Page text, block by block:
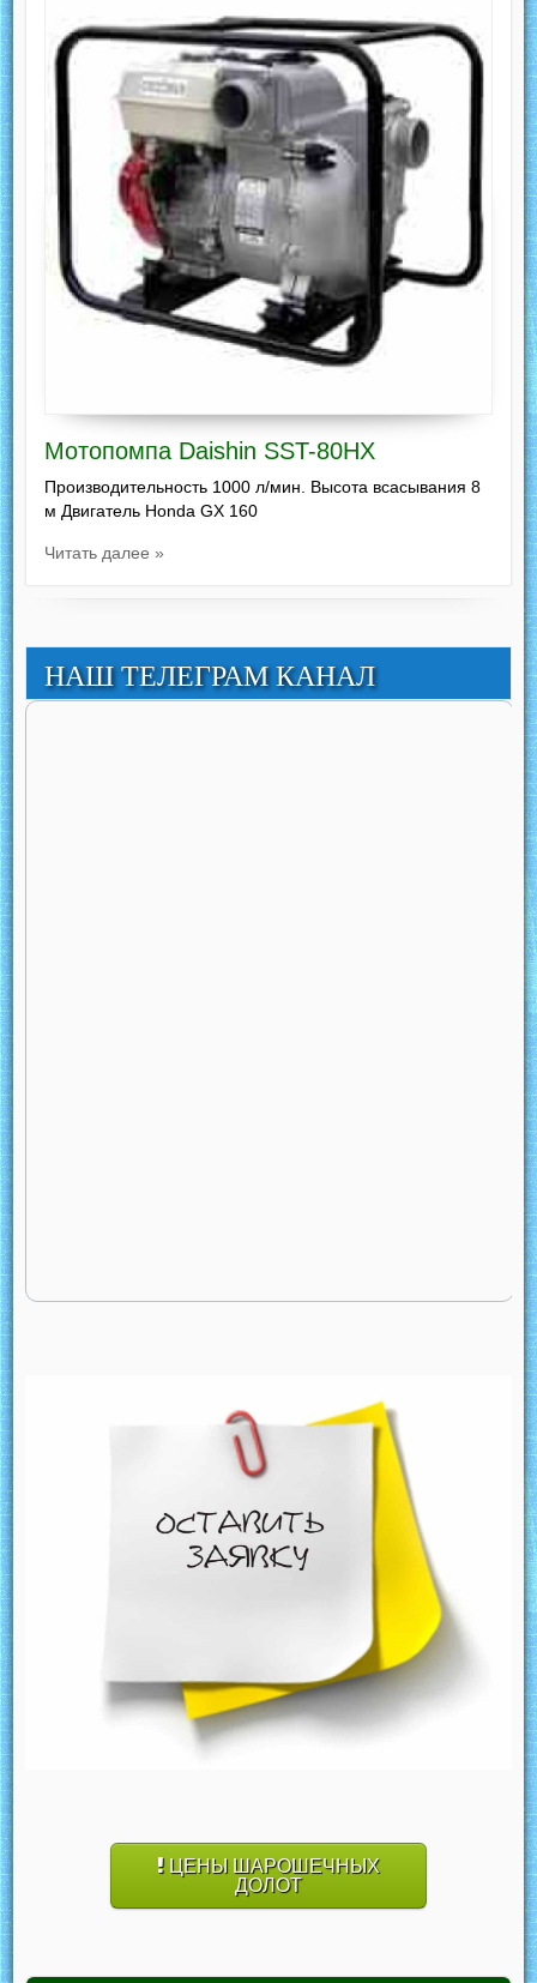
Мотопомпа Daishin SST-80HX
Производительность 1000 л/мин. Высота всасывания 8
м Двигатель Honda GX 160
Читать далее »
НАШ ТЕЛЕГРАМ КАНАЛ
ЦЕНЫ ШАРОШЕЧНЫХ
ДОЛОТ